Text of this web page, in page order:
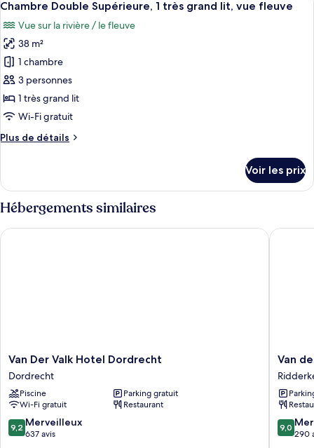
grand
lit,
vue
jardin
de
Chambre
Double
Deluxe,
très
grand
lit,
vue
toutes
les
photos
pour
ce
type
de
chambre :
Chambre
1
très
grand
lit,
5
Chambre Double Supérieure, 1 très grand lit, vue fleuve
Vue sur la rivière / le fleuve
38 m²
1 chambre
3 personnes
1 très grand lit
Wi-Fi gratuit
Plus de détails
Plus
le
type
de
chambre
Chambre
Voir les prix
Hébergements similaires
Van
Der
Valk
Hotel
Dordrecht
Dordrecht
Van Der Valk Hotel Dordrecht
Dordrecht
Piscine
Parking gratuit
Wi-Fi gratuit
Restaurant
9.2
sur
9,2 Merveilleux
637 avis
Van Der Valk Hotel Dordrecht
Van
der
Valk
Hotel
Van
9.0
sur
9,0
290
Van der